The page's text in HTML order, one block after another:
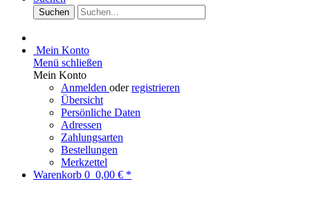
Suchen
Mein Konto
Menü schließen
Mein Konto
Anmelden oderregistrieren
Übersicht
Persönliche Daten
Adressen
Zahlungsarten
Bestellungen
Merkzettel
Warenkorb 0 0,00 € *